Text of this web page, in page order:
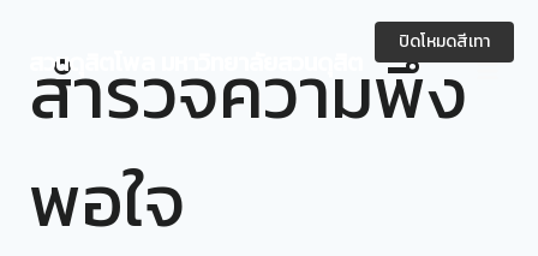
contentสวนดุสิตโพล มหาวิทยาลัยสวนดุสิต
สำรวจความพึง
พอใจ
ปิดโหมดสีเทา